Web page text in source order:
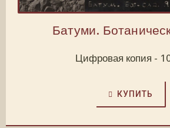
Батуми.
Цифровая копия -
КУПИТЬ